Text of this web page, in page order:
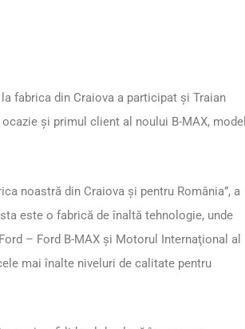
fabrica din Craiova a participat și Traian
și primul client al noului B-MAX, model
noastră din Craiova şi pentru România”, a
este o fabrică de înaltă tehnologie, unde
– Ford B-MAX şi Motorul Internaţional al
mai înalte niveluri de calitate pentru